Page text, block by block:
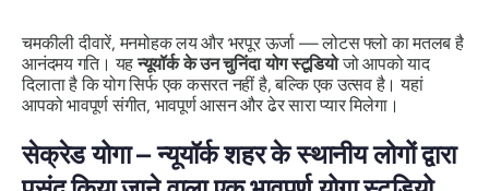
चमकीली दीवारें, मनमोहक लय और भरपूर ऊर्जा — लोटस फ्लो का मतलब है
आनंदमय गति। यहन्यूयॉर्क के उन चुनिंदा योग स्टूडियोजो आपको याद
दिलाता है कि योग सिर्फ एक कसरत नहीं है, बल्कि एक उत्सव है। यहां
आपको भावपूर्ण संगीत, भावपूर्ण आसन और ढेर सारा प्यार मिलेगा।
सेक्रेड योगा – न्यूयॉर्क शहर के स्थानीय लोगों द्वारा